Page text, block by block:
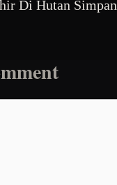
Di Hutan Simpan